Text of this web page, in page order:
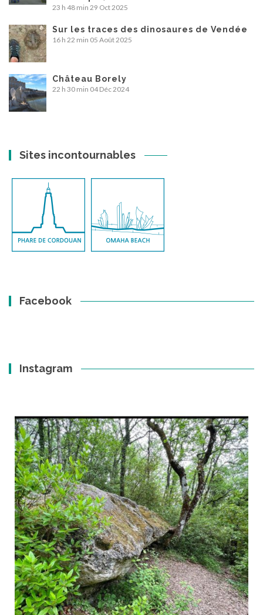
23 h 48 min 29 Oct 2025
Sur les traces des dinosaures de Vendée
16 h 22 min 05 Août 2025
Château Borely
22 h 30 min 04 Déc 2024
Sites incontournables
Facebook
Instagram